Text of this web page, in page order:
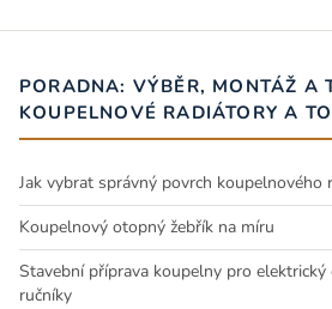
PORADNA: VÝBĚR, MONTÁŽ A
KOUPELNOVÉ RADIÁTORY A
Jak vybrat správný povrch koupelnového
Koupelnový otopný žebřík na míru
Stavební příprava koupelny pro
ručníky